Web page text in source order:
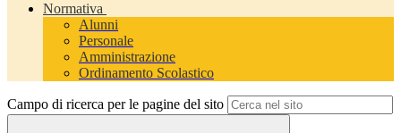
Normativa
Alunni
Personale
Amministrazione
Ordinamento Scolastico
Campo di ricerca per le pagine del sito